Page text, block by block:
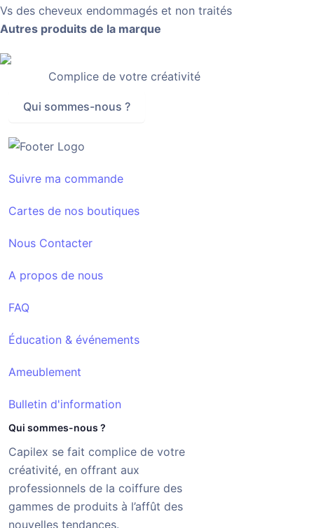
Vs des cheveux endommagés et non traités
Autres produits de la marque
Complice de votre créativité
Qui sommes-nous ?
Suivre ma commande
Cartes de nos boutiques
Nous Contacter
A propos de nous
FAQ
Éducation & événements
Ameublement
Bulletin d'information
Qui sommes-nous ?
Capilex se fait complice de votre
créativité, en offrant aux
professionnels de la coiffure des
gammes de produits à l’affût des
nouvelles tendances.